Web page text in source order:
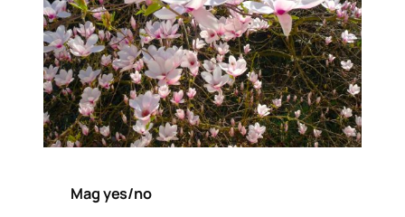
Mag yes/no